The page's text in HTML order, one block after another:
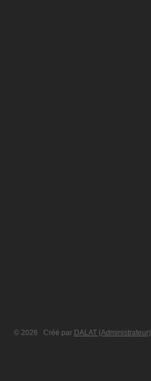
© 2026 Créé par DALAT (Administrateur)